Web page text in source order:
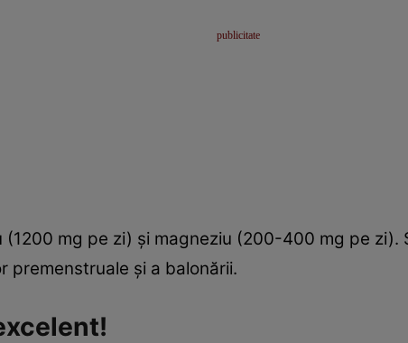
mg pe zi) şi magneziu (200-400 mg pe
premenstruale şi a balonării.